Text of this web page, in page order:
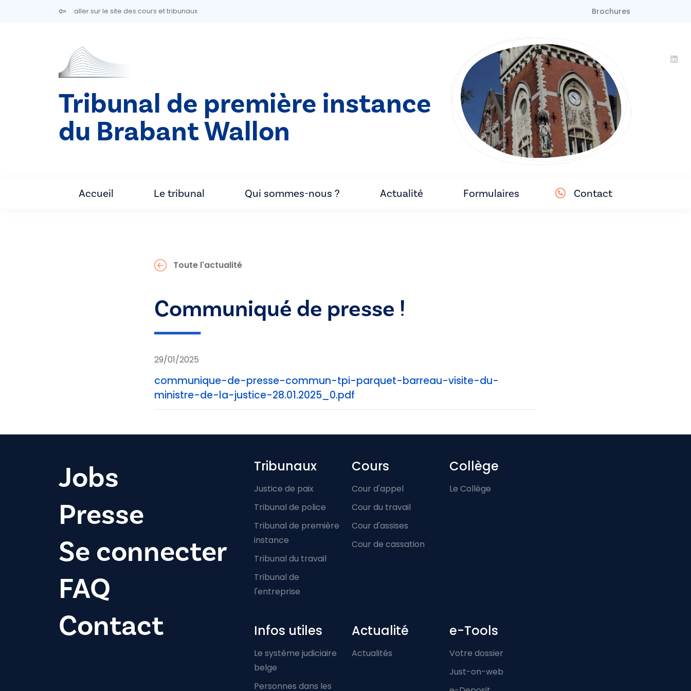
Aller au contenu principalaller sur le site des cours et tribunaux Brochures
Tribunal de première instance
du Brabant Wallon
Accueil Le tribunal Qui sommes-nous ? Actualité Formulaires Contact
Toute l'actualité
Communiqué de presse !
29/01/2025
communique-de-presse-commun-tpi-parquet-barreau-visite-du-
ministre-de-la-justice-28.01.2025_0.pdf
Jobs
Presse
Se connecter
FAQ
Contact
Footer-menu
Tribunaux
Justice de paix
Tribunal de police
Tribunal de première
instance
Tribunal du travail
Tribunal de
l'entreprise
Cours
Cour d'appel
Cour du travail
Cour d'assises
Cour de cassation
Collège
Le Collège
Infos utiles
Le système judiciaire
belge
Personnes dans les
Actualité
Actualités
e-Tools
Votre dossier
Just-on-web